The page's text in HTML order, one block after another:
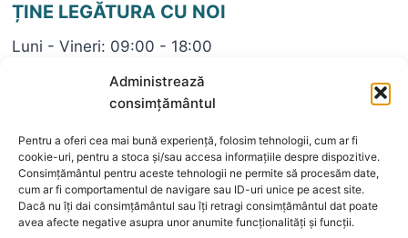
Administrează
consimțământul
Pentru a oferi cea mai bună experiență, folosim tehnologii, cum ar fi
cookie-uri, pentru a stoca și/sau accesa informațiile despre dispozitive.
Consimțământul pentru aceste tehnologii ne permite să procesăm date,
cum ar fi comportamentul de navigare sau ID-uri unice pe acest site.
Dacă nu îți dai consimțământul sau îți retragi consimțământul dat poate
avea afecte negative asupra unor anumite funcționalități și funcții.
ȚINE LEGĂTURA CU NOI
Luni - Vineri: 09:00 - 18:00
contact@bijuteriaeli.ro
© 2026 Bijuteria ELI